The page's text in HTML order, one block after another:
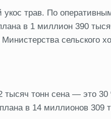
укос трав. По
в 1 миллион 390
сельского
тысяч тонн сена — это
в 14 миллионов 309